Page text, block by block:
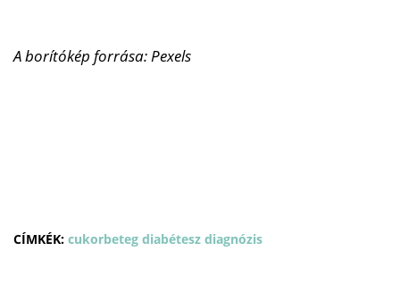
A borítókép forrása: Pexels
CÍMKÉK: cukorbeteg diabétesz diagnózis